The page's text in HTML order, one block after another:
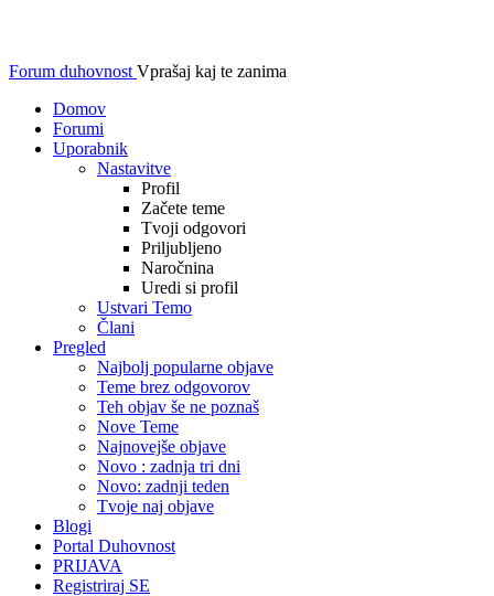
Forum duhovnost Vprašaj kaj te zanima
Domov
Forumi
Uporabnik
Nastavitve
Profil
Začete teme
Tvoji odgovori
Priljubljeno
Naročnina
Uredi si profil
Ustvari Temo
Člani
Pregled
Najbolj popularne objave
Teme brez odgovorov
Teh objav še ne poznaš
Nove Teme
Najnovejše objave
Novo : zadnja tri dni
Novo: zadnji teden
Tvoje naj objave
Blogi
Portal Duhovnost
PRIJAVA
Registriraj SE